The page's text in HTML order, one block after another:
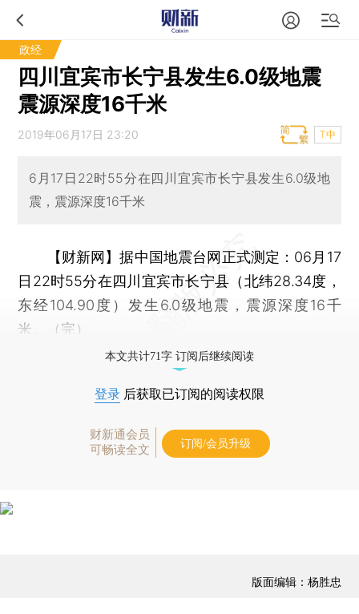
政经
四川宜宾市长宁县发生6.0级地震
震源深度16千米
2019年06月17日 23:20 T中
6月17日22时55分在四川宜宾市长宁县发生6.0级地
震，震源深度16千米
【财新网】据中国地震台网正式测定：06月17
日22时55分在四川宜宾市长宁县（北纬28.34度，
东经104.90度）发生6.0级地震，震源深度16千
米。（完）
本文共计71字 订阅后继续阅读
登录 后获取已订阅的阅读权限
财新通会员
可畅读全文
订阅/会员升级
版面编辑：杨胜忠